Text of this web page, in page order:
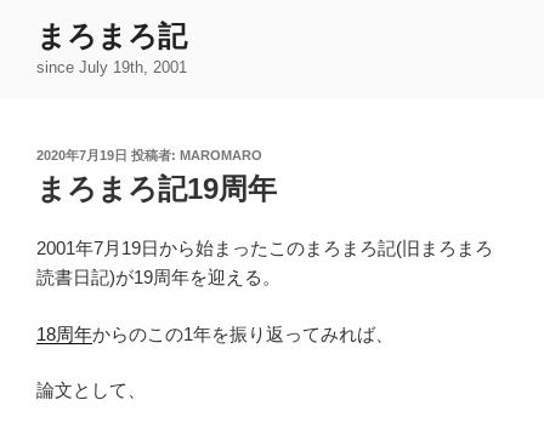
まろまろ記
since July 19th, 2001
投
日:
2020年7月19日 投稿者: MAROMARO
まろまろ記19周年
2001年7月19日から始まったこのまろまろ記(旧まろまろ
読書日記)が19周年を迎える。
18周年からのこの1年を振り返ってみれば、
論文として、